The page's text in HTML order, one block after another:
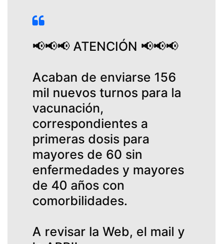
📢📢📢 ATENCIÓN 📢📢📢
Acaban de enviarse 156
mil nuevos turnos para la
vacunación,
correspondientes a
primeras dosis para
mayores de 60 sin
enfermedades y mayores
de 40 años con
comorbilidades.
A revisar la Web, el mail y